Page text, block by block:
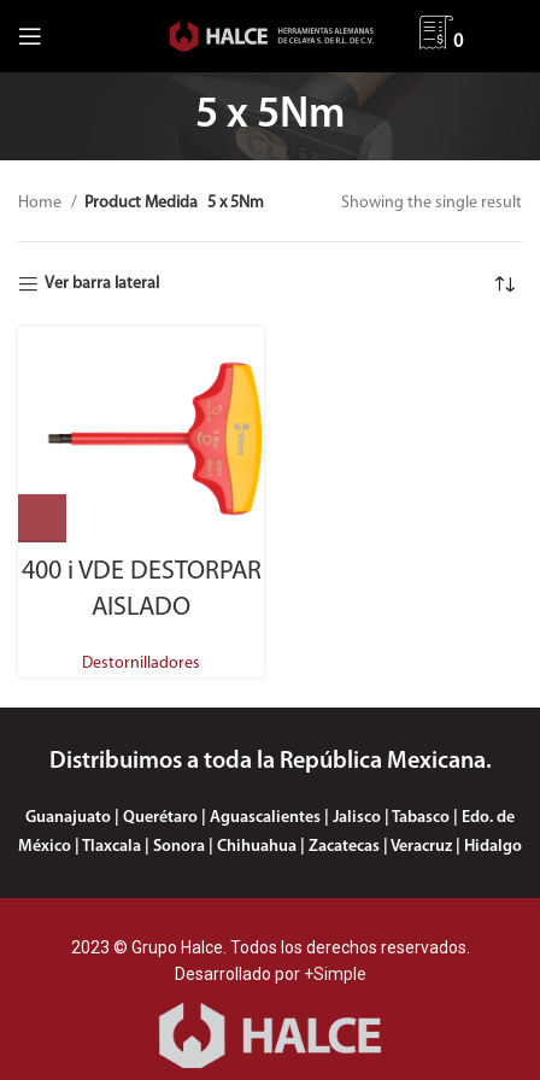
0
5 x 5Nm
Home Product Medida 5 x 5Nm Showing the single result
Ver barra lateral
400 i VDE DESTORPAR
AISLADO
Destornilladores
Distribuimos a toda la República Mexicana.
Guanajuato | Querétaro | Aguascalientes | Jalisco | Tabasco | Edo. de
México | Tlaxcala | Sonora | Chihuahua | Zacatecas | Veracruz | Hidalgo
2023 © Grupo Halce. Todos los derechos reservados.
Desarrollado por +Simple